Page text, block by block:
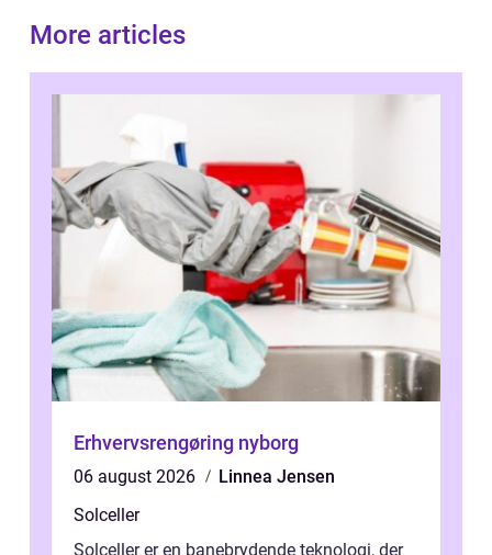
More articles
Erhvervsrengøring nyborg
06 august 2026
Linnea Jensen
Solceller
Solceller er en banebrydende teknologi, der